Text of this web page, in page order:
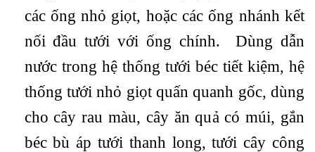
các ống nhỏ giọt, hoặc các ống nhánh kết
nối đầu tưới với ống chính. Dùng dẫn
nước trong hệ thống tưới béc tiết kiệm, hệ
thống tưới nhỏ giọt quấn quanh gốc, dùng
cho cây rau màu, cây ăn quả có múi, gắn
béc bù áp tưới thanh long, tưới cây công